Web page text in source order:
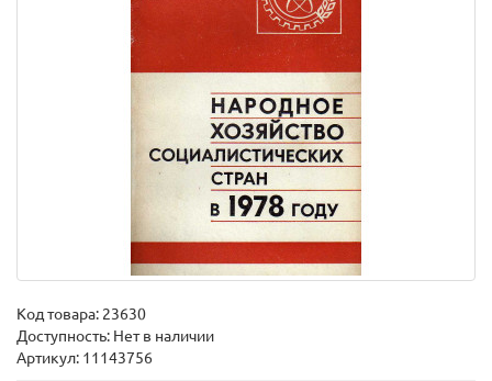
Код товара: 23630
Доступность: Нет в наличии
Артикул: 11143756